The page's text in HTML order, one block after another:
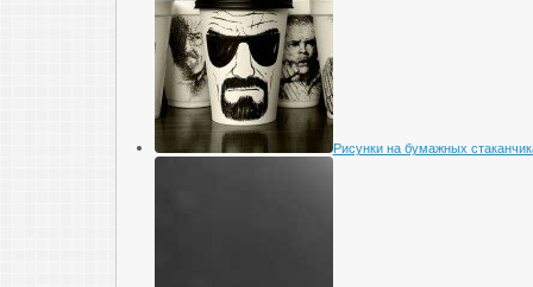
Рисунки на бумажных